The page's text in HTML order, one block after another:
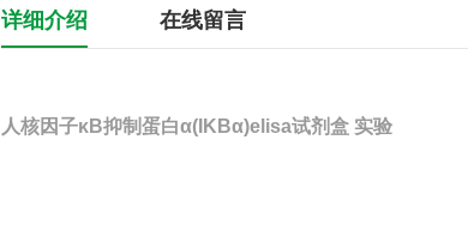
详细介绍 在线留言
人核因子κB抑制蛋白α(IKBα)elisa试剂盒 实验